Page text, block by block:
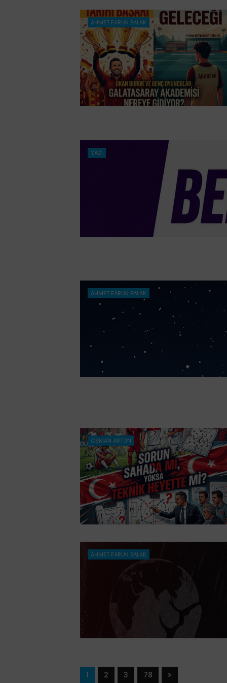
AHMET FARUK BALAK
YAZI
AHMET FARUK BALAK
OSMAN ARTÜN
AHMET FARUK BALAK
1 2 3 78